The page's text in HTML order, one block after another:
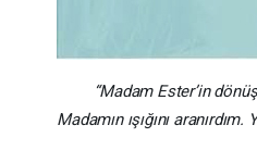
“Madam Ester’in
Madamın ışığını